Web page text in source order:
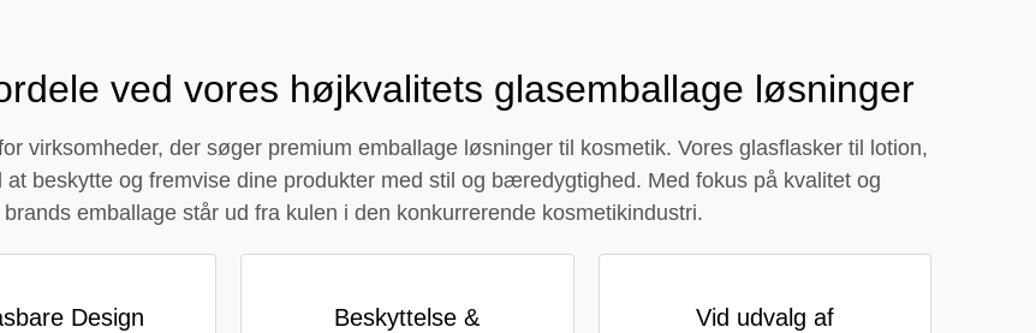
ved vores højkvalitets glasemballage løsninger
virksomheder, der søger premium emballage løsninger til kosmetik. Vores glasflasker til lotion,
beskytte og fremvise dine produkter med stil og bæredygtighed. Med fokus på kvalitet og
emballage står ud fra kulen i den konkurrerende kosmetikindustri.
Design
Beskyttelse &
Vid udvalg af